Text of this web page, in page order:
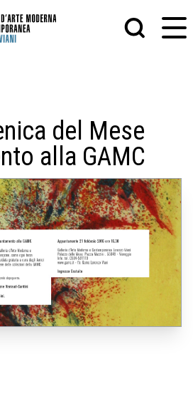
PITTURA
SCULTURA
STAMPA
ALTRO
FOTOGRAFIA
del Mese
alla GAMC